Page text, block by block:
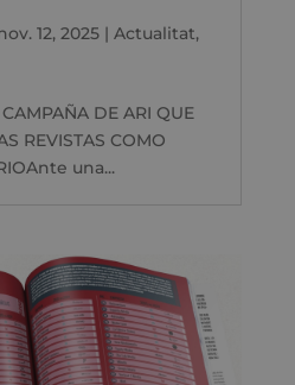
12, 2025| Actualitat,
DE ARI QUE
REVISTAS COMO
una...